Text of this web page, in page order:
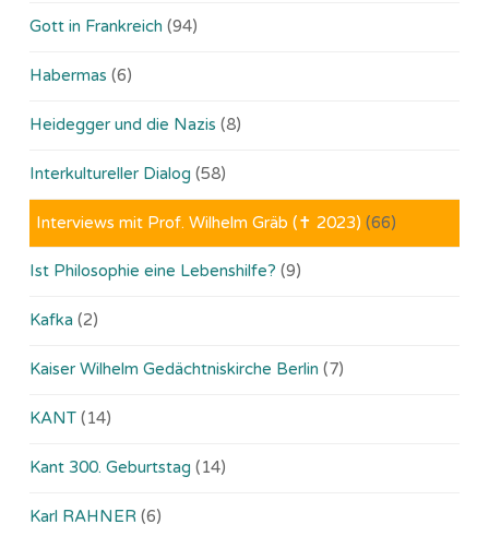
Gott in Frankreich (94)
Habermas (6)
Heidegger und die Nazis (8)
Interkultureller Dialog (58)
Interviews mit Prof. Wilhelm Gräb (✝ 2023) (66)
Ist Philosophie eine Lebenshilfe? (9)
Kafka (2)
Kaiser Wilhelm Gedächtniskirche Berlin (7)
KANT (14)
Kant 300. Geburtstag (14)
Karl RAHNER (6)